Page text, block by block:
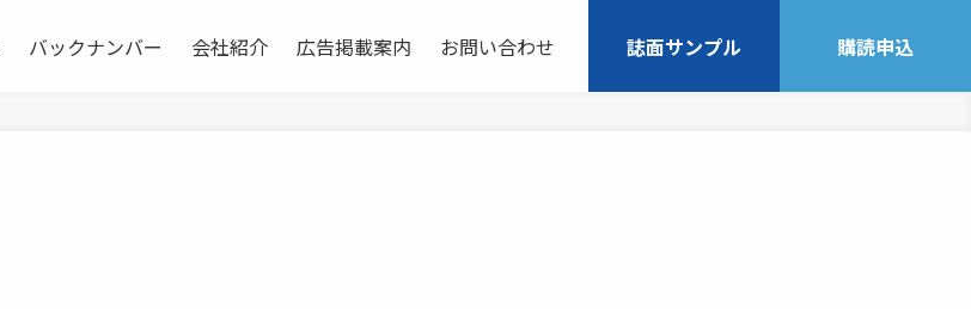
バックナンバー 会社紹介 広告掲載案内 お問い合わせ 誌面サンプル 購読申込